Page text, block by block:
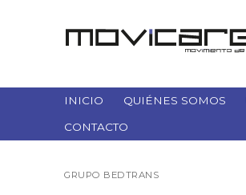
INICIO QUIÉNES SOMOS
CONTACTO
GRUPO BEDTRANS